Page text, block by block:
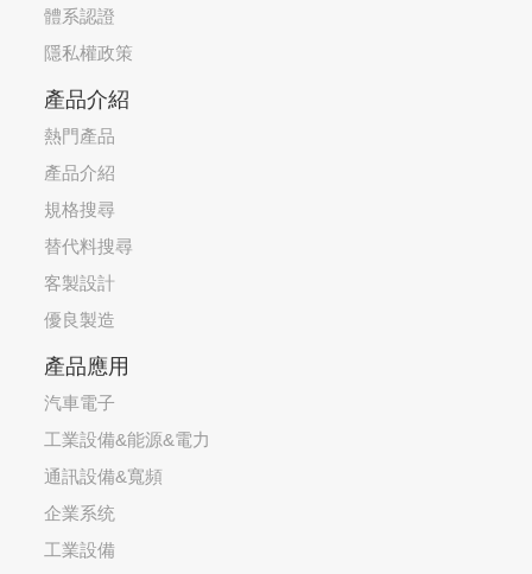
體系認證
隱私權政策
產品介紹
熱門產品
產品介紹
規格搜尋
替代料搜尋
客製設計
優良製造
產品應用
汽車電子
工業設備&能源&電力
通訊設備&寬頻
企業系统
工業設備